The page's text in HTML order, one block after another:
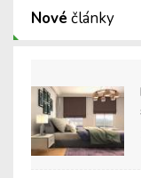
Nové články